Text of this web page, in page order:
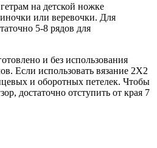
на детской ножке
или веревочки. Для
5-8 рядов для
и без использования
Если использовать вязание 2Х2
и оборотных петелек. Чтобы
достаточно отступить от края 7